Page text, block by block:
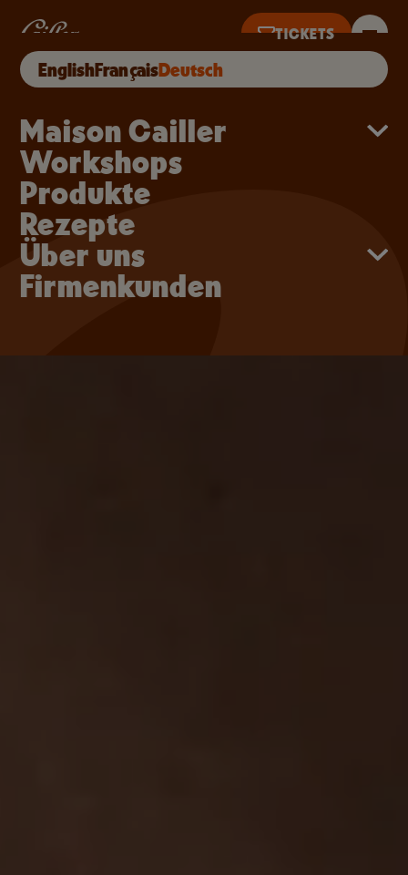
Unsere Schokoladen
EnglishFrançaisDeutsch
Maison Cailler
Workshops
Produkte
Rezepte
Über uns
Firmenkunden
TICKETS
TICKETVERKAUF 17 UHR